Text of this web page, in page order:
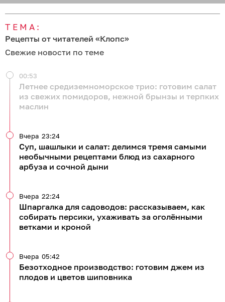
ТЕМА:
Рецепты от читателей «Клопс»
Свежие новости по теме
Летнее средиземноморское трио: готовим салат
из свежих помидоров, нежной брынзы и терпких
маслин
00:53
Суп, шашлыки и салат: делимся тремя самыми
необычными рецептами блюд из сахарного
арбуза и сочной дыни
Вчера 23:24
Шпаргалка для садоводов: рассказываем, как
собирать персики, ухаживать за оголёнными
ветками и кроной
Вчера 22:24
Безотходное производство: готовим джем из
плодов и цветов шиповника
Вчера 05:42